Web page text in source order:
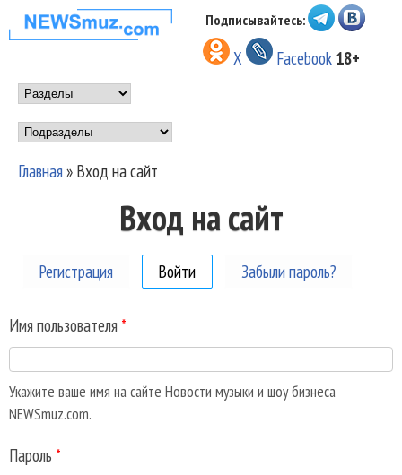
Перейти к основному
содержанию
НОВОСТИ
МУЗЫКИ И
ШОУ БИЗНЕСА
NEWSMUZ.COM
Подписывайтесь:
X Facebook 18+
Main menu
Подразделы
Вы здесь
Главная» Вход на сайт
Вход на сайт
Регистрация Войти (активная вкладка)
Забыли пароль?
Имя пользователя *
Укажите ваше имя на сайте Новости музыки и шоу бизнеса
NEWSmuz.com.
Пароль *